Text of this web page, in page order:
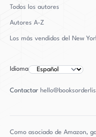
la infancia, como
pesar de sus muchos
derechos trans y
Todos los autores
Autores A-Z
Los más vendidos del New
Idioma
Contactar
Como asociado de Amazon,